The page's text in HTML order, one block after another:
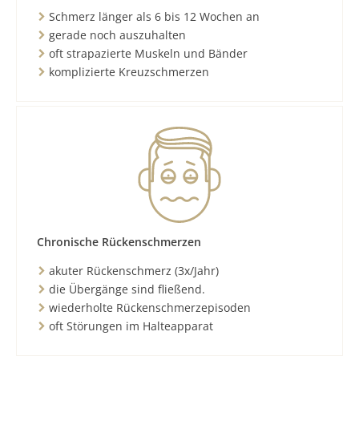
Schmerz länger als 6 bis 12 Wochen an
gerade noch auszuhalten
oft strapazierte Muskeln und Bänder
komplizierte Kreuzschmerzen
Chronische Rückenschmerzen
akuter Rückenschmerz (3x/Jahr)
die Übergänge sind fließend.
wiederholte Rückenschmerzepisoden
oft Störungen im Halteapparat